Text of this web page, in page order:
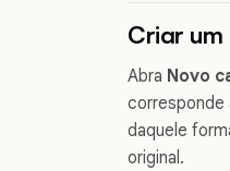
Criar um
Abra Novo
corresponde
daquele
original.